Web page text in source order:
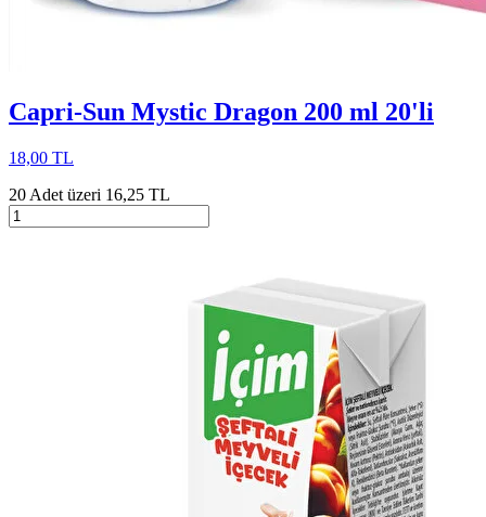
Capri-Sun Mystic Dragon 200 ml 20'li
18,00 TL
20 Adet üzeri 16,25 TL